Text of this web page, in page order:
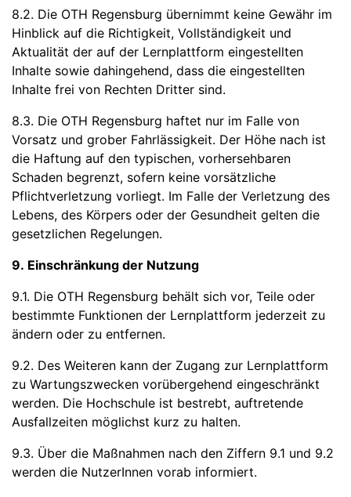
8.2. Die OTH Regensburg übernimmt keine Gewähr im
Hinblick auf die Richtigkeit, Vollständigkeit und
Aktualität der auf der Lernplattform eingestellten
Inhalte sowie dahingehend, dass die eingestellten
Inhalte frei von Rechten Dritter sind.
8.3. Die OTH Regensburg haftet nur im Falle von
Vorsatz und grober Fahrlässigkeit. Der Höhe nach ist
die Haftung auf den typischen, vorhersehbaren
Schaden begrenzt, sofern keine vorsätzliche
Pflichtverletzung vorliegt. Im Falle der Verletzung des
Lebens, des Körpers oder der Gesundheit gelten die
gesetzlichen Regelungen.
9. Einschränkung der Nutzung
9.1. Die OTH Regensburg behält sich vor, Teile oder
bestimmte Funktionen der Lernplattform jederzeit zu
ändern oder zu entfernen.
9.2. Des Weiteren kann der Zugang zur Lernplattform
zu Wartungszwecken vorübergehend eingeschränkt
werden. Die Hochschule ist bestrebt, auftretende
Ausfallzeiten möglichst kurz zu halten.
9.3. Über die Maßnahmen nach den Ziffern 9.1 und 9.2
werden die NutzerInnen vorab informiert.